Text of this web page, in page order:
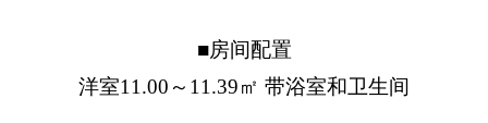
■房间配置
洋室11.00～11.39㎡ 带浴室和卫生间